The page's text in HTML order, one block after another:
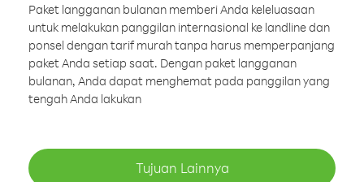
Paket langganan bulanan memberi Anda keleluasaan
untuk melakukan panggilan internasional ke landline dan
ponsel dengan tarif murah tanpa harus memperpanjang
paket Anda setiap saat. Dengan paket langganan
bulanan, Anda dapat menghemat pada panggilan yang
tengah Anda lakukan
Tujuan Lainnya